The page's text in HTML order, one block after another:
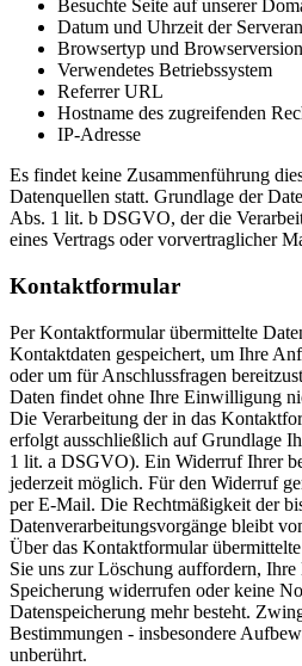
Besuchte Seite auf unserer
Datum und Uhrzeit der
Browsertyp und Browserversion
Verwendetes Betriebssystem
Referrer URL
Hostname des zugreifenden
IP-Adresse
Es findet keine Zusammenführung
Datenquellen statt. Grundlage der
Abs. 1 lit. b DSGVO, der die
eines Vertrags oder vorvertraglicher
Kontaktformular
Per Kontaktformular übermittelte
Kontaktdaten gespeichert, um Ihre
oder um für Anschlussfragen
Daten findet ohne Ihre Einwilligung
Die Verarbeitung der in das
erfolgt ausschließlich auf Grundlage
1 lit. a DSGVO). Ein Widerruf Ihrer
jederzeit möglich. Für den Widerruf
per E-Mail. Die Rechtmäßigkeit der
Datenverarbeitungsvorgänge bleibt
Über das Kontaktformular
Sie uns zur Löschung auffordern,
Speicherung widerrufen oder keine
Datenspeicherung mehr besteht.
Bestimmungen - insbesondere
unberührt.